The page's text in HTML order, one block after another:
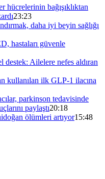
hücrelerinin bağışıklıktan
23:23
daha iyi beyin sağlığı
hastaları güvenle
destek: Ailelere nefes aldıran
kullanılan ilk GLP-1 ilacına
parkinson tedavisinde
paylaştı20:18
ölümleri artıyor15:48